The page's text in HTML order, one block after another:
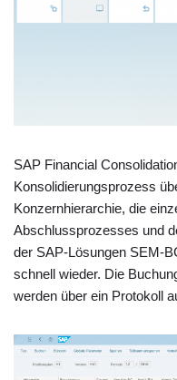
SAP Financial
Konsolidierungsprozess
Konzernhierarchie, die
Abschlussprozesses und
der SAP-Lösungen SEM-
schnell wieder. Die
werden über ein Protokoll